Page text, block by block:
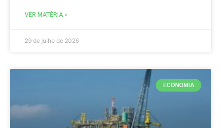
VER MATÉRIA »
29 de julho de 2026
ECONOMIA